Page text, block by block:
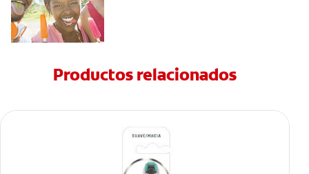
Productos relacionados